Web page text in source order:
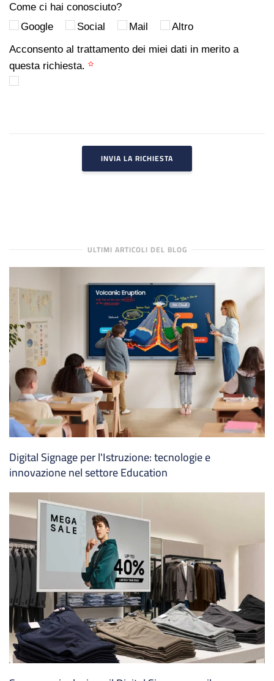
Come ci hai conosciuto?
Google
Social Mail
Altro
Acconsento al trattamento dei miei dati in merito a
questa richiesta.
INVIA LA RICHIESTA
ULTIMI ARTICOLI DEL BLOG
Digital Signage per l'Istruzione: tecnologie e
innovazione nel settore Education